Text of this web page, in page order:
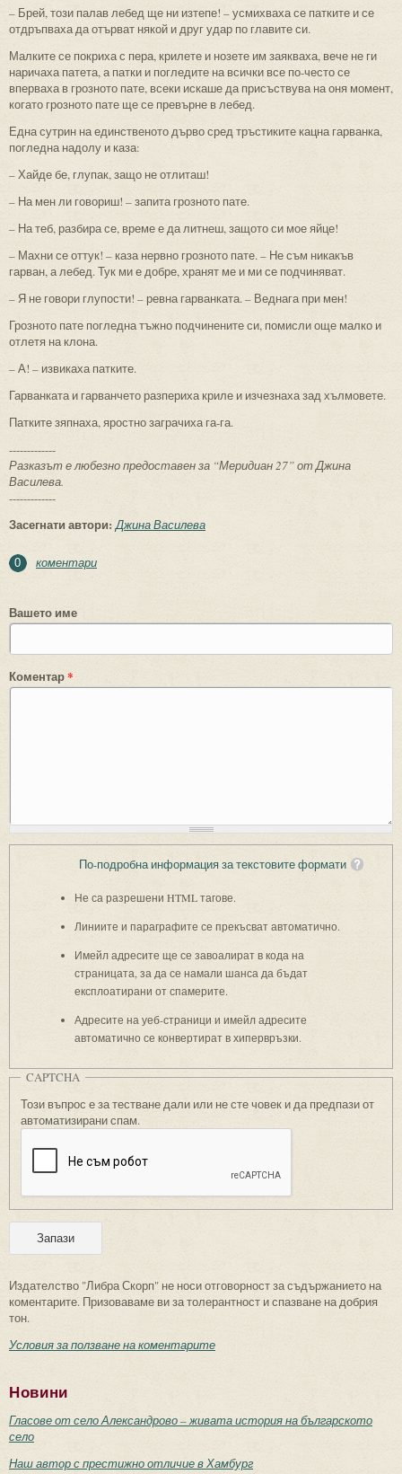
– Брей, този палав лебед ще ни изтепе! – усмихваха се патките и се
отдръпваха да отърват някой и друг удар по главите си.
Малките се покриха с пера, крилете и нозете им заякваха, вече не ги
наричаха патета, а патки и погледите на всички все по-често се
вперваха в грозното пате, всеки искаше да присъствува на оня момент,
когато грозното пате ще се превърне в лебед.
Една сутрин на единственото дърво сред тръстиките кацна гарванка,
погледна надолу и каза:
– Хайде бе, глупак, защо не отлиташ!
– На мен ли говориш! – запита грозното пате.
– На теб, разбира се, време е да литнеш, защото си мое яйце!
– Махни се оттук! – каза нервно грозното пате. – Не съм никакъв
гарван, а лебед. Тук ми е добре, хранят ме и ми се подчиняват.
– Я не говори глупости! – ревна гарванката. – Веднага при мен!
Грозното пате погледна тъжно подчинените си, помисли още малко и
отлетя на клона.
– А! – извикаха патките.
Гарванката и гарванчето разпериха криле и изчезнаха зад хълмовете.
Патките зяпнаха, яростно заграчиха га-га.
-------------
Разказът е любезно предоставен за “Меридиан 27” от Джина
Василева.
-------------
Засегнати автори:Джина Василева
0 коментари
Вашето име
Коментар*
По-подробна информация за текстовите формати
Не са разрешени HTML тагове.
Линиите и параграфите се прекъсват автоматично.
Имейл адресите ще се завоалират в кода на
страницата, за да се намали шанса да бъдат
експлоатирани от спамерите.
Адресите на уеб-страници и имейл адресите
автоматично се конвертират в хипервръзки.
CAPTCHA
Този въпрос е за тестване дали или не сте човек и да предпази от
автоматизирани спам.
Издателство "Либра Скорп" не носи отговорност за съдържанието на
коментарите. Призоваваме ви за толерантност и спазване на добрия
тон.
Условия за ползване на коментарите
Новини
Гласове от село Александрово – живата история на българското
село
Наш автор с престижно отличие в Хамбург